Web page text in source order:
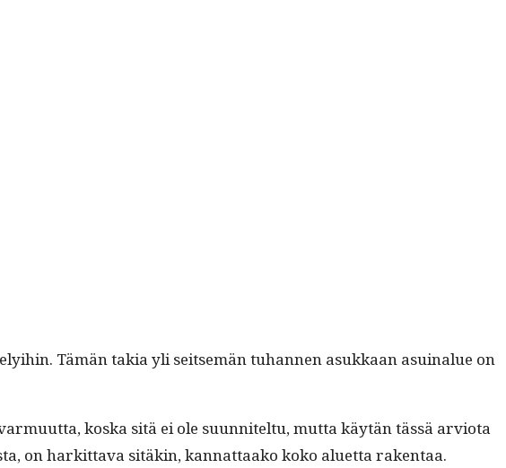
Tämän takia yli seit­semän tuhan­nen asukkaan asuinalue on
kos­ka sitä ei ole suun­nitel­tu, mut­ta käytän tässä arvio­ta
on harkit­ta­va sitäkin, kan­nat­taako koko aluet­ta rakentaa.